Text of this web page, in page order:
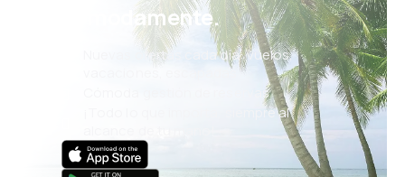
cómodamente.
Nuevas ofertas cada día: vuelos,
vacaciones, escapadas
Cómoda gestión de reservas
¡Todo lo que importa, siempre al